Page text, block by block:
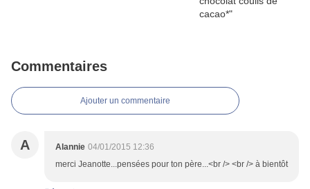
Commentaires
Ajouter un commentaire
A Alannie 04/01/2015 12:36
merci Jeanotte...pensées pour ton père...<br /> <br /> à bientôt